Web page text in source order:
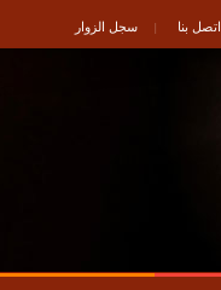
اتصل بنا سجل الزوار